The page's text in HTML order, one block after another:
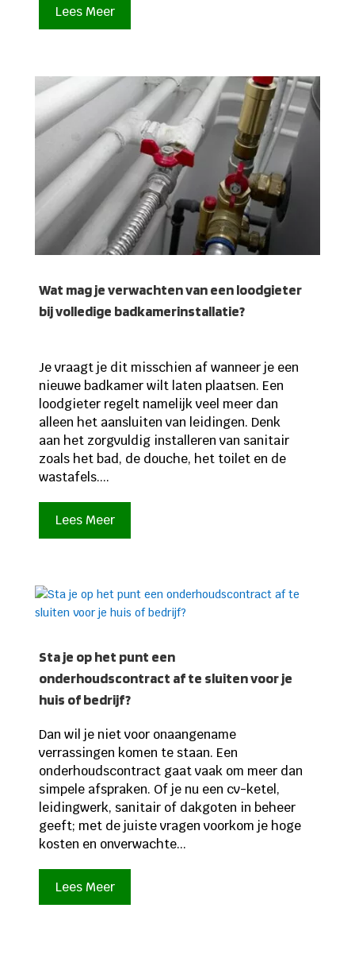
Lees Meer
Wat mag je verwachten van een loodgieter
bij volledige badkamerinstallatie?
Je vraagt je dit misschien af wanneer je een
nieuwe badkamer wilt laten plaatsen. Een
loodgieter regelt namelijk veel meer dan
alleen het aansluiten van leidingen. Denk
aan het zorgvuldig installeren van sanitair
zoals het bad, de douche, het toilet en de
wastafels....
Lees Meer
Sta je op het punt een
onderhoudscontract af te sluiten voor je
huis of bedrijf?
Dan wil je niet voor onaangename
verrassingen komen te staan. Een
onderhoudscontract gaat vaak om meer dan
simpele afspraken. Of je nu een cv-ketel,
leidingwerk, sanitair of dakgoten in beheer
geeft; met de juiste vragen voorkom je hoge
kosten en onverwachte...
Lees Meer